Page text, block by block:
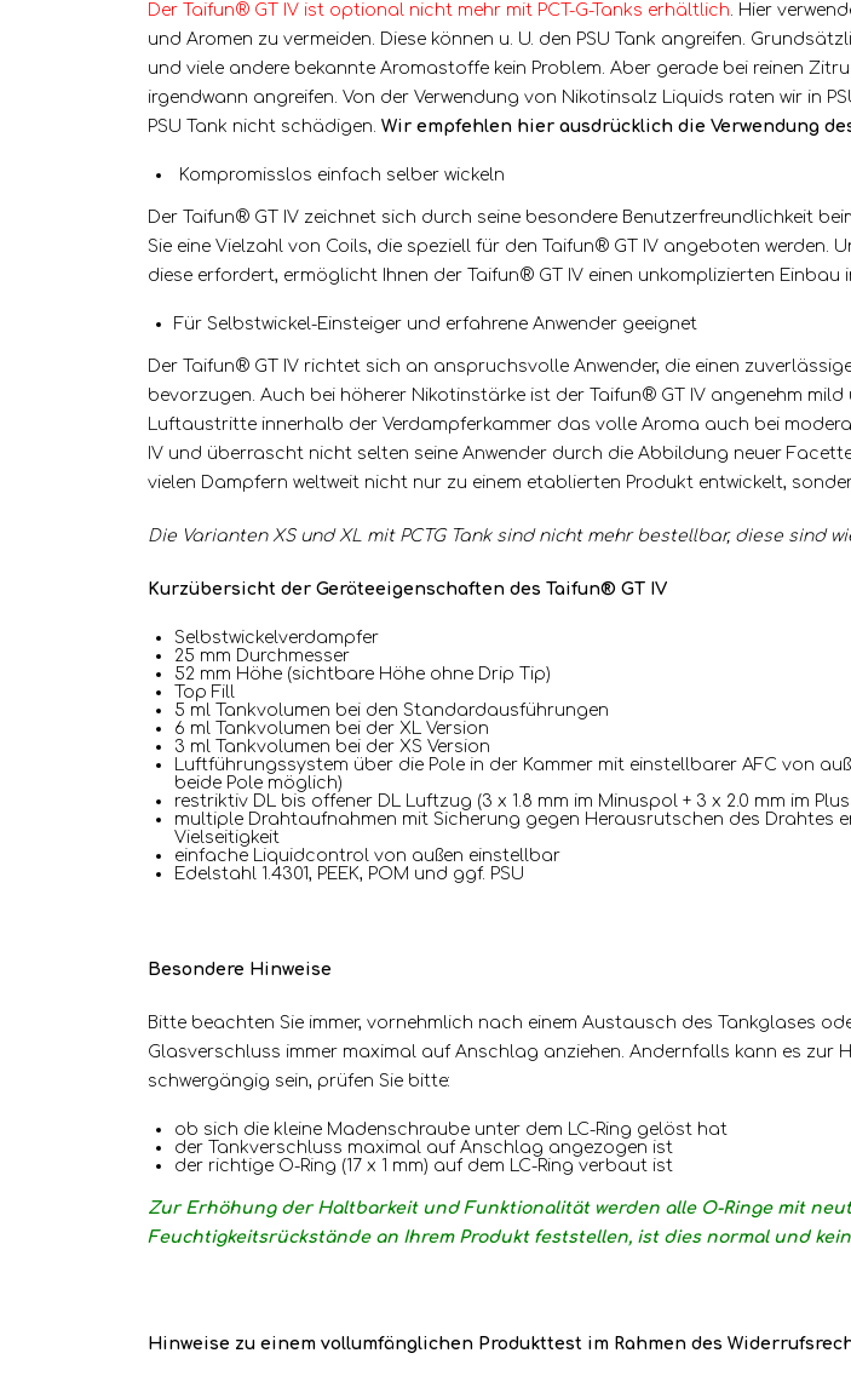
Der Taifun® GT IV ist optional nicht mehr mit PCT-G-Tanks erhältlich. Hier
und Aromen zu vermeiden. Diese können u. U. den PSU Tank angreifen.
und viele andere bekannte Aromastoffe kein Problem. Aber gerade bei reinen
irgendwann angreifen. Von der Verwendung von Nikotinsalz Liquids raten wir in
PSU Tank nicht schädigen. Wir empfehlen hier ausdrücklich die Verwendung
Kompromisslos einfach selber wickeln
Der Taifun® GT IV zeichnet sich durch seine besondere Benutzerfreundlichkeit
Sie eine Vielzahl von Coils, die speziell für den Taifun® GT IV angeboten
diese erfordert, ermöglicht Ihnen der Taifun® GT IV einen unkomplizierten Einbau
Für Selbstwickel-Einsteiger und erfahrene Anwender geeignet
Der Taifun® GT IV richtet sich an anspruchsvolle Anwender, die einen
bevorzugen. Auch bei höherer Nikotinstärke ist der Taifun® GT IV angenehm
Luftaustritte innerhalb der Verdampferkammer das volle Aroma auch bei
IV und überrascht nicht selten seine Anwender durch die Abbildung neuer
vielen Dampfern weltweit nicht nur zu einem etablierten Produkt entwickelt,
Die Varianten XS und XL mit PCTG Tank sind nicht mehr bestellbar, diese sind
Kurzübersicht der Geräteeigenschaften des Taifun® GT IV
Selbstwickelverdampfer
25 mm Durchmesser
52 mm Höhe (sichtbare Höhe ohne Drip Tip)
Top Fill
5 ml Tankvolumen bei den Standardausführungen
6 ml Tankvolumen bei der XL Version
3 ml Tankvolumen bei der XS Version
Luftführungssystem über die Pole in der Kammer mit einstellbarer AFC von
beide Pole möglich)
restriktiv DL bis offener DL Luftzug (3 x 1.8 mm im Minuspol + 3 x 2.0 mm im
multiple Drahtaufnahmen mit Sicherung gegen Herausrutschen des Drahtes
Vielseitigkeit
einfache Liquidcontrol von außen einstellbar
Edelstahl 1.4301, PEEK, POM und ggf. PSU
Besondere Hinweise
Bitte beachten Sie immer, vornehmlich nach einem Austausch des Tankglases
Glasverschluss immer maximal auf Anschlag anziehen. Andernfalls kann es zur
schwergängig sein, prüfen Sie bitte:
ob sich die kleine Madenschraube unter dem LC-Ring gelöst hat
der Tankverschluss maximal auf Anschlag angezogen ist
der richtige O-Ring (17 x 1 mm) auf dem LC-Ring verbaut ist
Zur Erhöhung der Haltbarkeit und Funktionalität werden alle O-Ringe mit
Feuchtigkeitsrückstände an Ihrem Produkt feststellen, ist dies normal und
Hinweise zu einem vollumfänglichen Produkttest im Rahmen des